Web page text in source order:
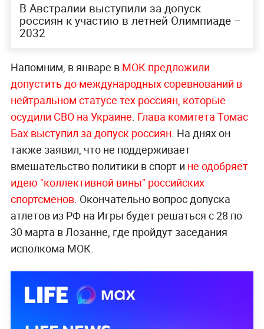
В Австралии выступили за допуск
россиян к участию в летней Олимпиаде –
2032
Напомним, в январе вМОК предложили
допустить до международных соревнований в
нейтральном статусе тех россиян, которые
осудили СВО на Украине. Глава комитета Томас
Бах выступил за допуск россиян. На днях он
также заявил, что не поддерживает
вмешательство политики в спорт и не одобряет
идею "коллективной вины" российских
спортсменов. Окончательно вопрос допуска
атлетов из РФ на Игры будет решаться с 28 по
30 марта в Лозанне, где пройдут заседания
исполкома МОК.